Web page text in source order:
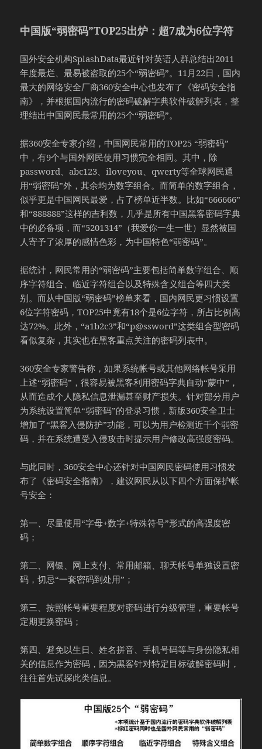
中国版“弱密码”TOP25出炉：超7成为6位字符
国外安全机构SplashData最近针对英语人群总结出2011
年度最烂、最易被盗取的25个“弱密码”。11月22日，国内
最大的网络安全厂商360安全中心也发布了《密码安全指
南》，并根据国内流行的密码破解字典软件破解列表，整
理结出中国网民最常用的25个“弱密码”。
据360安全专家介绍，中国网民常用的TOP25 “弱密码”
中，有9个与国外网民使用习惯完全相同。其中，除
password、abc123、iloveyou、qwerty等全球网民通
用“弱密码”外，其余均为数字组合。而简单的数字组合，
似乎更是中国网民最爱，占了榜单近半数。比如“666666”
和“888888”这样的吉利数，几乎是所有中国黑客密码字典
中的必备项，而“5201314”（我爱你一生一世）显然被国
人寄予了浓厚的感情色彩，为中国特色“弱密码”。
据统计，网民常用的“弱密码”主要包括简单数字组合、顺
序字符组合、临近字符组合以及特殊含义组合等四大类
别。而从中国版“弱密码”榜单来看，国内网民更习惯设置
6位字符密码，TOP25中竟有18个是6位字符，所占比例高
达72%。此外，“a1b2c3”和“p@ssword”这类组合型密码
看似复杂，其实也在黑客重点关注的密码列表中。
360安全专家警告称，如果系统帐号或其他网络帐号采用
上述“弱密码”，很容易被黑客利用密码字典自动“蒙中”，
从而造成个人隐私信息泄漏甚至财产损失。针对部分用户
为系统设置简单“弱密码”的登录习惯，新版360安全卫士
增加了“黑客入侵防护”功能，可以为用户检测近千个弱密
码，并在系统遭受入侵攻击时提示用户修改高强度密码。
与此同时，360安全中心还针对中国网民密码使用习惯发
布了《密码安全指南》，建议网民从以下四个方面保护帐
号安全：
第一、尽量使用“字母+数字+特殊符号”形式的高强度密
码；
第二、网银、网上支付、常用邮箱、聊天帐号单独设置密
码，切忌“一套密码到处用”；
第三、按照帐号重要程度对密码进行分级管理，重要帐号
定期更换密码；
第四、避免以生日、姓名拼音、手机号码等与身份隐私相
关的信息作为密码，因为黑客针对特定目标破解密码时，
往往首先试探此类信息。